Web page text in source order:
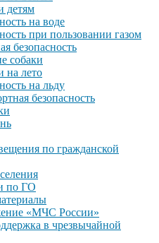
детям
на воде
при пользовании газом
безопасность
собаки
на лето
на льду
безопасность
по гражданской
по ГО
«МЧС России»
в чрезвычайной